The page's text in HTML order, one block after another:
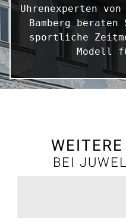
Uhrenexperten
Bamberg
sportliche
Modell
BEI